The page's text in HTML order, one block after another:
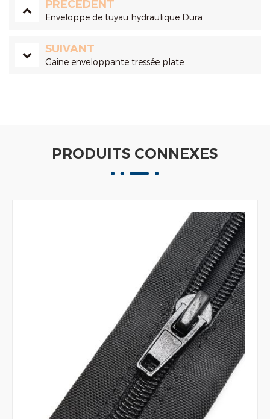
PRÉCÉDENT
Enveloppe de tuyau hydraulique Dura
SUIVANT
Gaine enveloppante tressée plate
PRODUITS CONNEXES